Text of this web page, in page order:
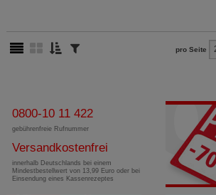
pro Seite
0800-10 11 422
gebührenfreie Rufnummer
Versandkostenfrei
innerhalb Deutschlands bei einem
Mindestbestellwert von 13,99 Euro oder bei
Einsendung eines Kassenrezeptes